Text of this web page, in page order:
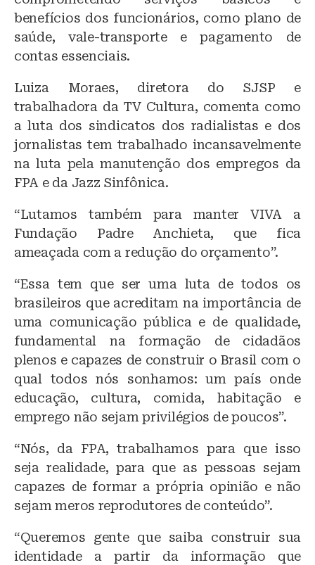
benefícios dos funcionários, como plano de
saúde, vale-transporte e pagamento de
contas essenciais.
Luiza Moraes, diretora do SJSP e
trabalhadora da TV Cultura, comenta como
a luta dos sindicatos dos radialistas e dos
jornalistas tem trabalhado incansavelmente
na luta pela manutenção dos empregos da
FPA e da Jazz Sinfônica.
“Lutamos também para manter VIVA a
Fundação Padre Anchieta, que fica
ameaçada com a redução do orçamento”.
“Essa tem que ser uma luta de todos os
brasileiros que acreditam na importância de
uma comunicação pública e de qualidade,
fundamental na formação de cidadãos
plenos e capazes de construir o Brasil com o
qual todos nós sonhamos: um país onde
educação, cultura, comida, habitação e
emprego não sejam privilégios de poucos”.
“Nós, da FPA, trabalhamos para que isso
seja realidade, para que as pessoas sejam
capazes de formar a própria opinião e não
sejam meros reprodutores de conteúdo”.
“Queremos gente que saiba construir sua
identidade a partir da informação que